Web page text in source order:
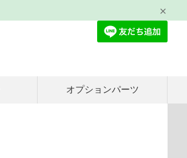
オプションパーツ